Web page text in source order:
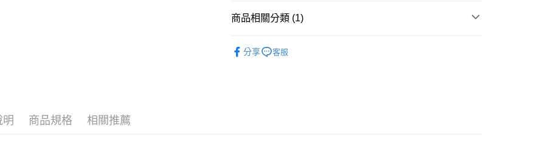
商品相關分類 (1)
分享
客服
明 商品規格 相關推薦